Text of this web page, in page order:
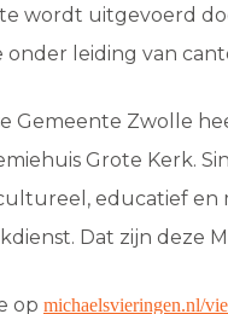
wordt uitgevoerd
onder leiding van
Gemeente Zwolle
Grote Kerk.
educatief en
Dat zijn deze
op michaelsvieringen.nl/